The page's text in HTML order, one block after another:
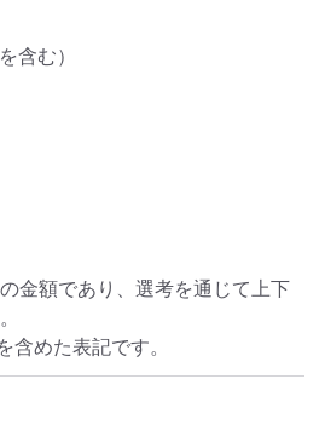
含む）
金額であり、選考を通じて上下
含めた表記です。